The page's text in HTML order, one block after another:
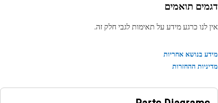
תואמים
לנו כרגע מידע על תאימות לגבי חלק זה.
בנושא אחריות
ההחזרות